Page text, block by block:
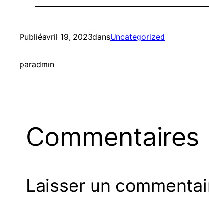
Publiéavril 19, 2023dansUncategorized
paradmin
Commentaires
Laisser un